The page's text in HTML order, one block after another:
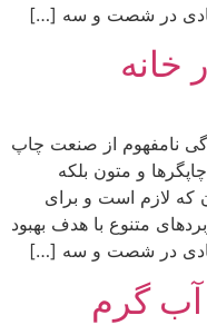
زیادی در شصت و سه […]
خانه
نامفهوم از صنعت چاپ
و متون بلکه
که لازم است و برای
متنوع با هدف بهبود
زیادی در شصت و سه […]